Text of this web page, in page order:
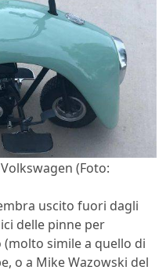
(Foto:
uscito fuori dagli
delle pinne per
simile a quello di
o a Mike Wazowski del